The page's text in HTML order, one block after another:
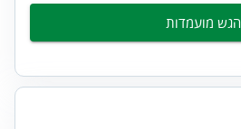
הגש מועמדות